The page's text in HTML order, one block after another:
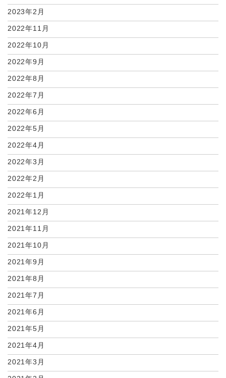
2023年2月
2022年11月
2022年10月
2022年9月
2022年8月
2022年7月
2022年6月
2022年5月
2022年4月
2022年3月
2022年2月
2022年1月
2021年12月
2021年11月
2021年10月
2021年9月
2021年8月
2021年7月
2021年6月
2021年5月
2021年4月
2021年3月